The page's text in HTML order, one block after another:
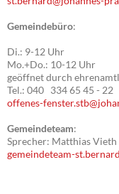
Gemeindebüro:
Di.: 9-12 Uhr
Mo.+Do.: 10-12 Uhr
geöffnet durch
Tel.: 040 334 65 45 - 22
offenes-
Gemeindeteam:
Sprecher: Matthias Vieth
gemeindeteam-